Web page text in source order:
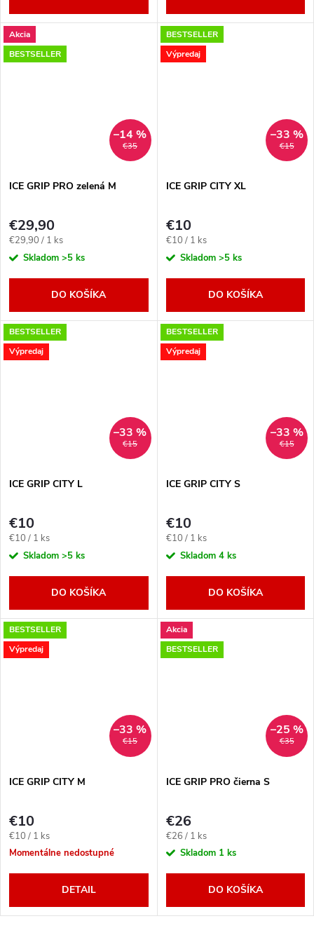
Akcia
BESTSELLER
€35
–14 %
ICE GRIP PRO zelená M
€29,90
Jednotková
cena:
€29,90 / 1 ks
Skladom >5 ks
DO KOŠÍKA
BESTSELLER
Výpredaj
€15
–33 %
ICE GRIP CITY XL
€10
Jednotková
cena:
€10 / 1 ks
Skladom >5 ks
DO KOŠÍKA
BESTSELLER
Výpredaj
€15
–33 %
ICE GRIP CITY L
€10
Jednotková
cena:
€10 / 1 ks
Skladom >5 ks
DO KOŠÍKA
BESTSELLER
Výpredaj
€15
–33 %
ICE GRIP CITY S
€10
Jednotková
cena:
€10 / 1 ks
Skladom 4 ks
DO KOŠÍKA
BESTSELLER
Výpredaj
€15
–33 %
ICE GRIP CITY M
€10
Jednotková
cena:
€10 / 1 ks
Momentálne nedostupné
DETAIL
Akcia
BESTSELLER
€35
–25 %
ICE GRIP PRO čierna S
€26
Jednotková
cena:
€26 / 1 ks
Skladom 1 ks
DO KOŠÍKA